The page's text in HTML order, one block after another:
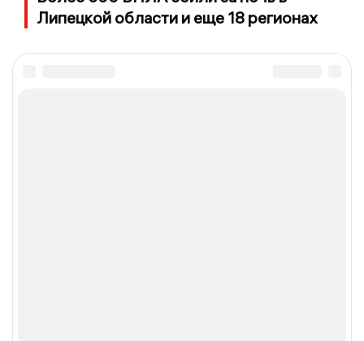
Липецкой области и еще 18 регионах